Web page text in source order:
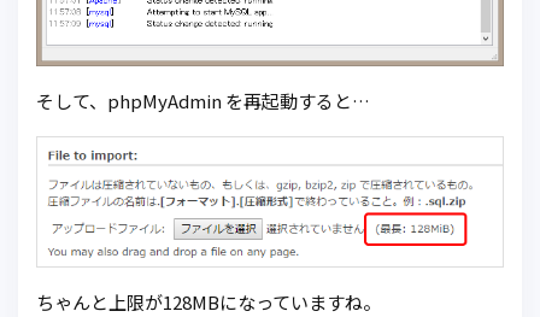
そして、phpMyAdmin を再起動すると…
ちゃんと上限が128MBになっていますね。